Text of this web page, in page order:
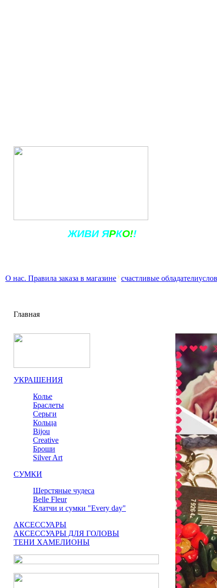
ЖИВИ ЯРКО!!
О нас. Правила заказа в магазине счастливые обладатели
Главная
УКРАШЕНИЯ
Колье
Браслеты
Серьги
Кольца
Bijou
Сreative
Броши
Silver Art
СУМКИ
Шерстяные чудеса
Belle Fleur
Клатчи и сумки "Every day"
АКСЕССУАРЫ
АКСЕССУАРЫ ДЛЯ ГОЛОВЫ
ТЕНИ ХАМЕЛИОНЫ